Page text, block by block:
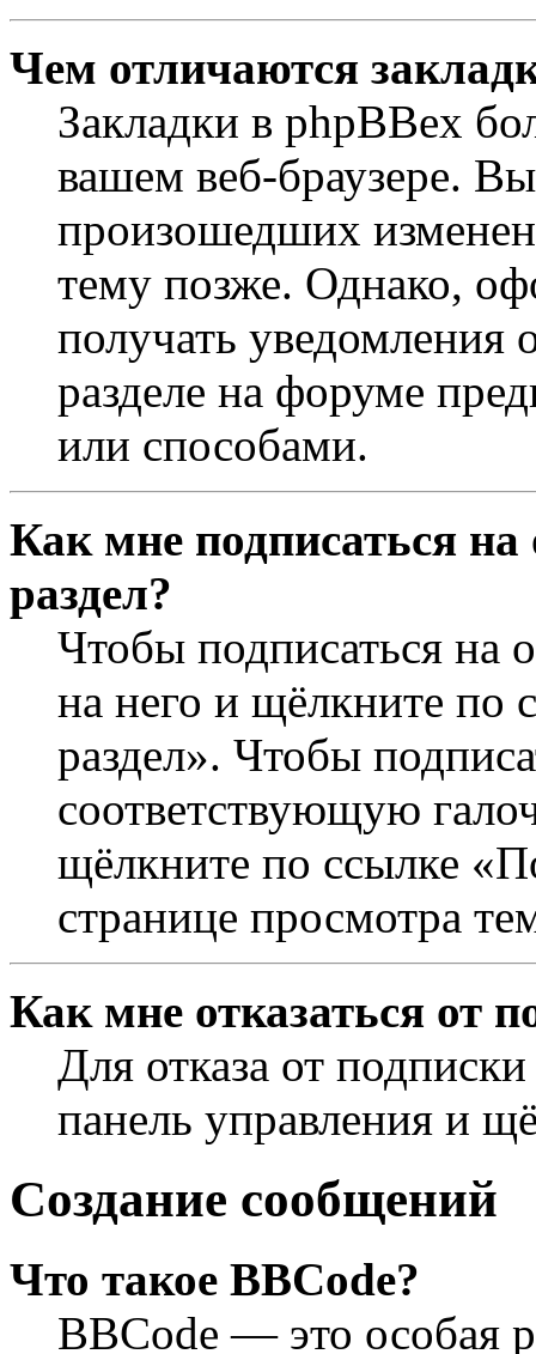
Чем отличаются
Закладки в phpBBex
вашем веб-браузере.
произошедших
тему позже. Однако,
получать уведомления
разделе на форуме
или способами.
Как мне подписаться
раздел?
Чтобы подписаться на
на него и щёлкните по
раздел». Чтобы
соответствующую
щёлкните по ссылке
странице просмотра
Как мне отказаться от
Для отказа от
панель управления и
Создание сообщений
Что такое BBCode?
BBCode — это особая